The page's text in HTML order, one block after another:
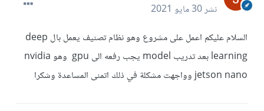
نشر30 مايو 2021
السلام عليكم اعمل على مشروع وهو نظام تصنيف يعمل بال deep
learning بعد تدريب model يجب رفعه الى gpu وهو nvidia
jetson nano وواجهت مشكلة في ذلك اتمنى المساعدة وشكرا